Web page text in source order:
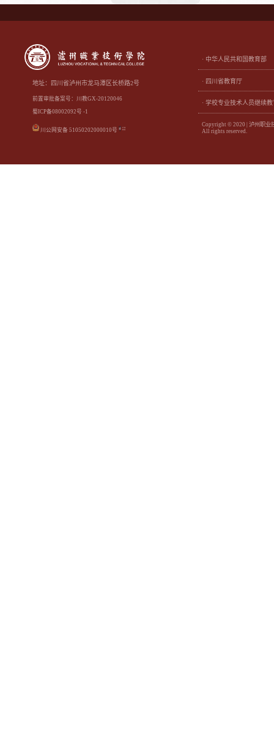
地址：四川省泸州市龙马潭区长桥路2号
前置审批备案号：川教GX-20120046
蜀ICP备08002092号 -1
川公网安备 51050202000010号
· 中华人民共和国教育部
· 四川省教育厅
· 学校专业技术人员继续
Copyright © 2020 | 泸州职业
All rights reserved.